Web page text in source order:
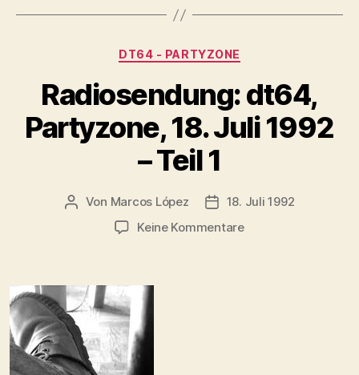
Kategorien
DT64 - PARTYZONE
Radiosendung: dt64,
Partyzone, 18. Juli 1992
– Teil 1
Beitragsautor
Von Marcos López Veröffentlichungsdatum
18. Juli 1992
Keine Kommentarezu